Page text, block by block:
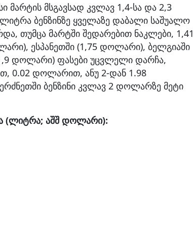
მარტის მსგავსად კვლავ 1,4-სა და 2,3
ბენზინზე ყველაზე დაბალი საშუალო
თუმცა მარტში შედარებით ნაკლები, 1,41
ესპანეთში (1,75 დოლარი), ბელგიაში
დოლარი) ფასები უცვლელი დარჩა,
0.02 დოლარით, ანუ 2-დან 1.98
ბენზინი კვლავ 2 დოლარზე მეტი
(ლიტრა; აშშ დოლარი):